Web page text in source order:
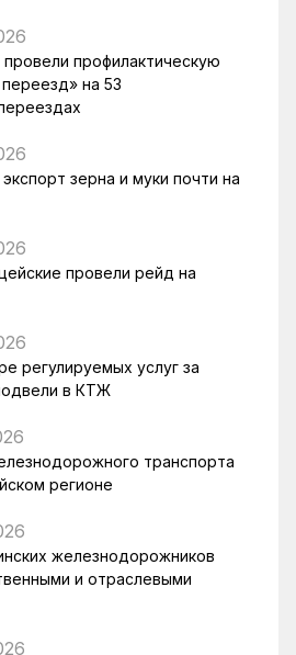
профилактическую
на 53
зерна и муки почти на
провели рейд на
регулируемых услуг за
в КТЖ
транспорта
регионе
железнодорожников
и отраслевыми